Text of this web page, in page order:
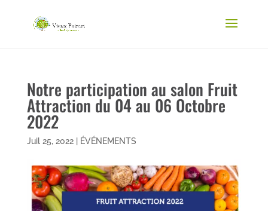
Notre participation au salon Fruit
Attraction du 04 au 06 Octobre
2022
Juil 25, 2022| ÉVÉNEMENTS